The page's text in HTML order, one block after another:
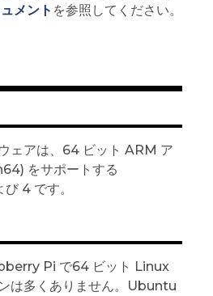
メント を参照してください。
ェアは、64 ビット ARM ア
をサポートする
4 です。
Pi で64 ビット Linux
は多くありません。Ubuntu